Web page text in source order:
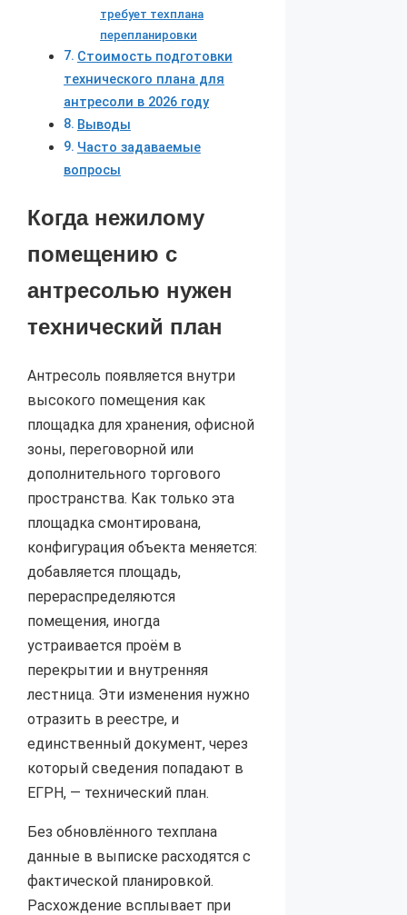
требует техплана
перепланировки
Стоимость подготовки
технического плана для
антресоли в 2026 году
Выводы
Часто задаваемые
вопросы
Когда нежилому
помещению с
антресолью нужен
технический план
Антресоль появляется внутри
высокого помещения как
площадка для хранения, офисной
зоны, переговорной или
дополнительного торгового
пространства. Как только эта
площадка смонтирована,
конфигурация объекта меняется:
добавляется площадь,
перераспределяются
помещения, иногда
устраивается проём в
перекрытии и внутренняя
лестница. Эти изменения нужно
отразить в реестре, и
единственный документ, через
который сведения попадают в
ЕГРН, — технический план.
Без обновлённого техплана
данные в выписке расходятся с
фактической планировкой.
Расхождение всплывает при